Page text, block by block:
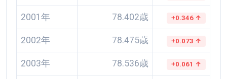
2001年 78.402歳 +0.346 ↑
2002年 78.475歳 +0.073 ↑
2003年 78.536歳 +0.061 ↑